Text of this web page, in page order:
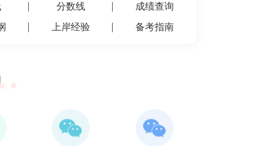
分数线 成绩查询
上岸经验 备考指南